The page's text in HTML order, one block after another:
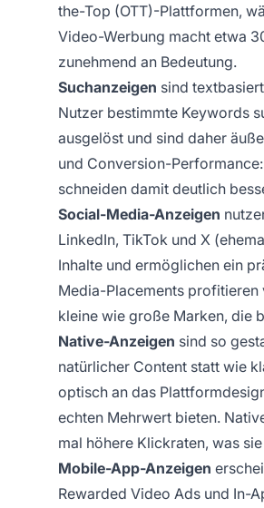
the-Top (OTT)-Plattformen,
Video-Werbung macht etwa
zunehmend an Bedeutung.
Suchanzeigen sind
Nutzer bestimmte Keywords
ausgelöst und sind daher
und Conversion-
schneiden damit deutlich
Social-Media-Anzeigen
LinkedIn, TikTok und X
Inhalte und ermöglichen ein
Media-Placements
kleine wie große Marken, die
Native-Anzeigen sind so
natürlicher Content statt wie
optisch an das
echten Mehrwert bieten.
mal höhere Klickraten, was
Mobile-App-Anzeigen
Rewarded Video Ads und In-